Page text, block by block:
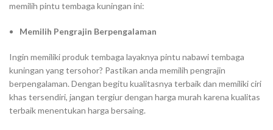
memilih pintu tembaga kuningan ini:
Memilih Pengrajin Berpengalaman
Ingin memiliki produk tembaga layaknya pintu nabawi tembaga
kuningan yang tersohor? Pastikan anda memilih pengrajin
berpengalaman. Dengan begitu kualitasnya terbaik dan memiliki ciri
khas tersendiri, jangan tergiur dengan harga murah karena kualitas
terbaik menentukan harga bersaing.